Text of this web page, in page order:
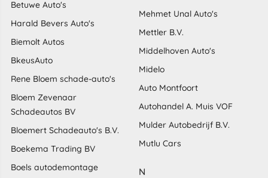
Betuwe Auto's
Harald Bevers Auto's
Biemolt Autos
BkeusAuto
Rene Bloem schade-auto's
Bloem Zevenaar
Schadeautos BV
Bloemert Schadeauto's B.V.
Boekema Trading BV
Boels autodemontage
Mehmet Unal Auto's
Mettler B.V.
Middelhoven Auto's
Midelo
Auto Montfoort
Autohandel A. Muis VOF
Mulder Autobedrijf B.V.
Mutlu Cars
N